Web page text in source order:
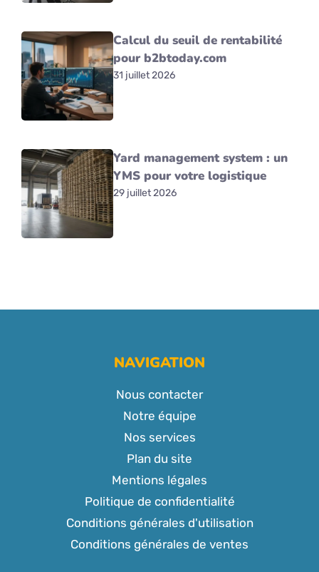
Calcul du seuil de rentabilité
pour b2btoday.com
31 juillet 2026
Yard management system : un
YMS pour votre logistique
29 juillet 2026
NAVIGATION
Nous contacter
Notre équipe
Nos services
Plan du site
Mentions légales
Politique de confidentialité
Conditions générales d'utilisation
Conditions générales de ventes